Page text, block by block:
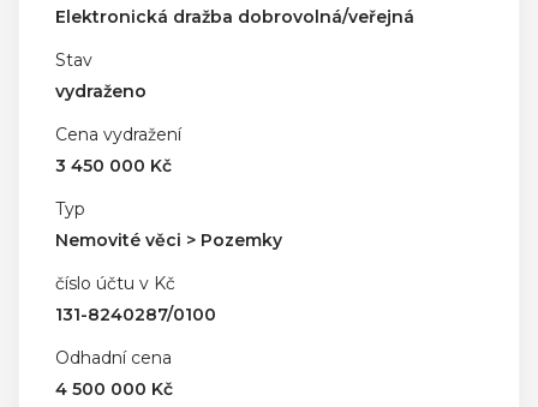
Elektronická dražba dobrovolná/veřejná
Stav
vydraženo
Cena vydražení
3 450 000 Kč
Typ
Nemovité věci > Pozemky
číslo účtu v Kč
131-8240287/0100
Odhadní cena
4 500 000 Kč